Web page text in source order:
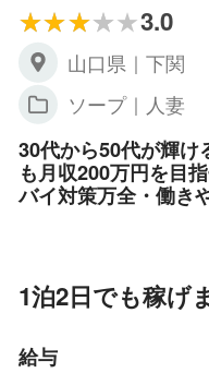
3.0
山口県｜下関
ソープ｜人妻
30代から50代が輝け
も月収200万円を目
バイ対策万全・働き
1泊2日でも稼げ
給与